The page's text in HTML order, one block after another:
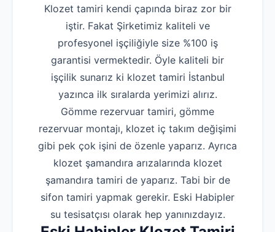
Klozet tamiri kendi çapında biraz zor bir
iştir. Fakat Şirketimiz kaliteli ve
profesyonel işçiliğiyle size %100 iş
garantisi vermektedir. Öyle kaliteli bir
işçilik sunarız ki klozet tamiri İstanbul
yazınca ilk sıralarda yerimizi alırız.
Gömme rezervuar tamiri, gömme
rezervuar montajı, klozet iç takım değişimi
gibi pek çok işini de özenle yaparız. Ayrıca
klozet şamandıra arızalarında klozet
şamandıra tamiri de yaparız. Tabi bir de
sifon tamiri yapmak gerekir. Eski Habipler
su tesisatçısı olarak hep yanınızdayız.